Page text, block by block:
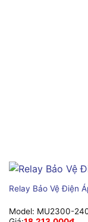
Relay Bảo Vệ Điện
Model: MU2300-